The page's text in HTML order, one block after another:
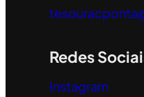
Redes
Instagram